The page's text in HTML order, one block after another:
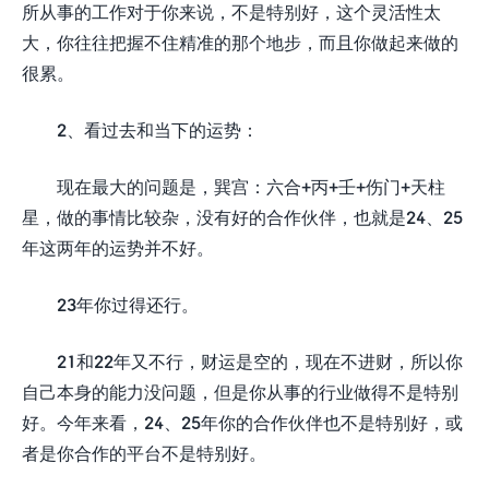
所从事的工作对于你来说，不是特别好，这个灵活性太
大，你往往把握不住精准的那个地步，而且你做起来做的
很累。
2、看过去和当下的运势：
现在最大的问题是，巽宫：六合+丙+壬+伤门+天柱
星，做的事情比较杂，没有好的合作伙伴，也就是24、25
年这两年的运势并不好。
23年你过得还行。
21和22年又不行，财运是空的，现在不进财，所以你
自己本身的能力没问题，但是你从事的行业做得不是特别
好。今年来看，24、25年你的合作伙伴也不是特别好，或
者是你合作的平台不是特别好。